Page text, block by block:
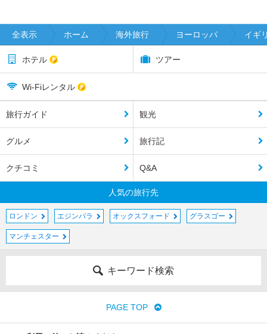
全表示 ホーム 海外旅行 ヨーロッパ イギ
ホテル ツアー
Wi-Fiレンタル
旅行ガイド 観光
グルメ 旅行記
クチコミ Q&A
人気の旅行先
ロンドン エジンバラ オックスフォード グラスゴー
マンチェスター
キーワード検索
PAGE TOP